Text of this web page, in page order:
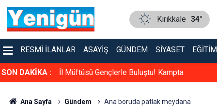
Kırıkkale 34°
RESMI İLANLAR ASAYIŞ GÜNDEM SIYASET EĞITIM
SON DAKİKA :
bahçesi İl Müftüsü Gençlerle Buluştu! Kampta
Ana Sayfa Gündem
Ana boruda patlak meydana